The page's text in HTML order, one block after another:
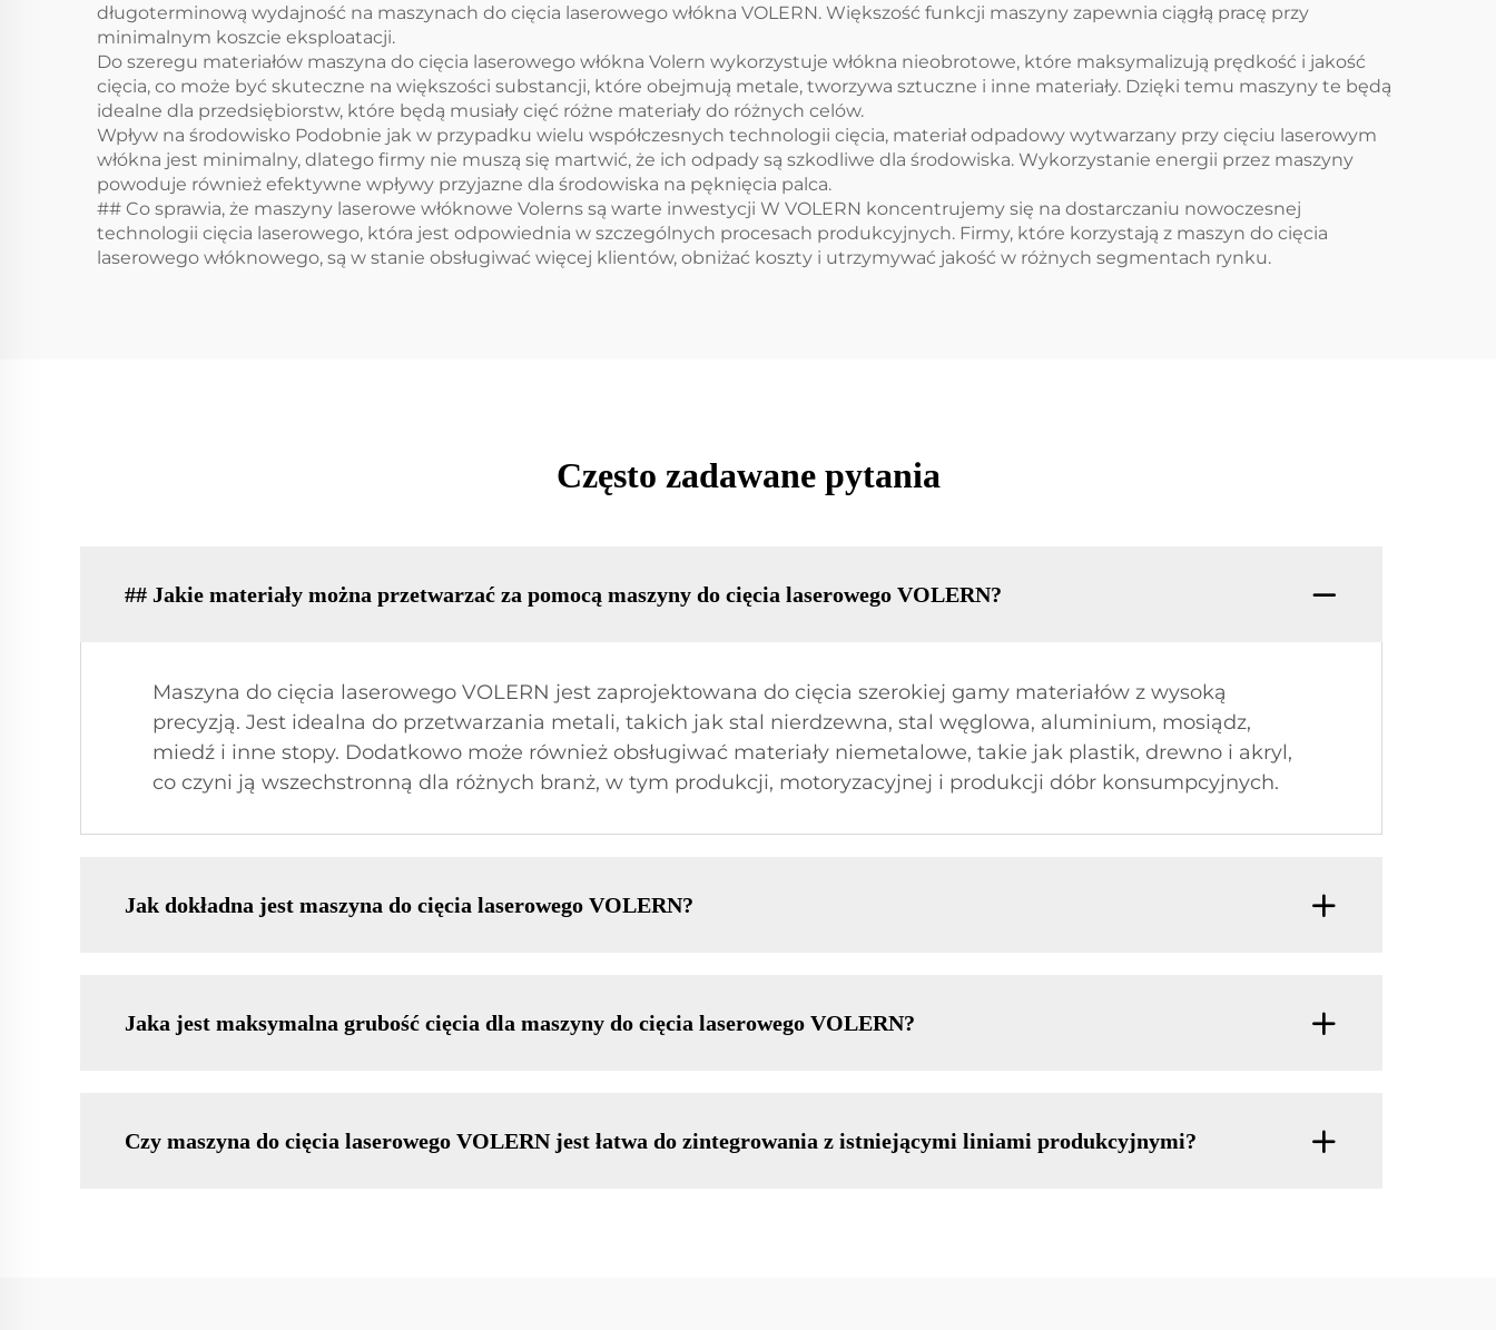
długoterminową wydajność na maszynach do cięcia laserowego włókna VOLERN. Większość funkcji maszyny zapewnia ciągłą pracę przy
minimalnym koszcie eksploatacji.
Do szeregu materiałów maszyna do cięcia laserowego włókna Volern wykorzystuje włókna nieobrotowe, które maksymalizują prędkość i jakość
cięcia, co może być skuteczne na większości substancji, które obejmują metale, tworzywa sztuczne i inne materiały. Dzięki temu maszyny te będą
idealne dla przedsiębiorstw, które będą musiały cięć różne materiały do różnych celów.
Wpływ na środowisko Podobnie jak w przypadku wielu współczesnych technologii cięcia, materiał odpadowy wytwarzany przy cięciu laserowym
włókna jest minimalny, dlatego firmy nie muszą się martwić, że ich odpady są szkodliwe dla środowiska. Wykorzystanie energii przez maszyny
powoduje również efektywne wpływy przyjazne dla środowiska na pęknięcia palca.
## Co sprawia, że maszyny laserowe włóknowe Volerns są warte inwestycji W VOLERN koncentrujemy się na dostarczaniu nowoczesnej
technologii cięcia laserowego, która jest odpowiednia w szczególnych procesach produkcyjnych. Firmy, które korzystają z maszyn do cięcia
laserowego włóknowego, są w stanie obsługiwać więcej klientów, obniżać koszty i utrzymywać jakość w różnych segmentach rynku.
Często zadawane pytania
## Jakie materiały można przetwarzać za pomocą maszyny do cięcia laserowego VOLERN?
Maszyna do cięcia laserowego VOLERN jest zaprojektowana do cięcia szerokiej gamy materiałów z wysoką
precyzją. Jest idealna do przetwarzania metali, takich jak stal nierdzewna, stal węglowa, aluminium, mosiądz,
miedź i inne stopy. Dodatkowo może również obsługiwać materiały niemetalowe, takie jak plastik, drewno i akryl,
co czyni ją wszechstronną dla różnych branż, w tym produkcji, motoryzacyjnej i produkcji dóbr konsumpcyjnych.
Jak dokładna jest maszyna do cięcia laserowego VOLERN?
Jaka jest maksymalna grubość cięcia dla maszyny do cięcia laserowego VOLERN?
Czy maszyna do cięcia laserowego VOLERN jest łatwa do zintegrowania z istniejącymi liniami produkcyjnymi?